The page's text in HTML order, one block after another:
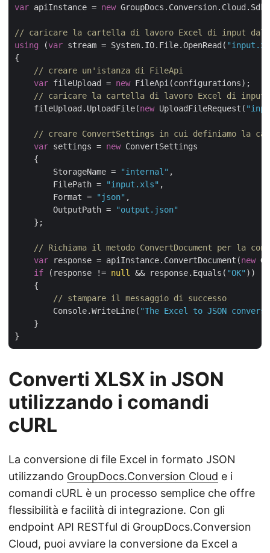
var apiInstance = new
// caricare la cartella di lavoro Excel di
using (var stream = System.IO.File.OpenRead(
{
// creare un'istanza di FileApi
var fileUpload = new FileApi(configurations);
// caricare la cartella di lavoro Excel di input
    fileUpload.UploadFile(
new UploadFileRequest(
// creare ConvertSettings in cui definiamo la
var settings = new ConvertSettings
    {
        StorageName =
"internal" ,
        FilePath =
"input.xls" ,
        Format =
"json" ,
        OutputPath =
"output.json"
    };
// Richiama il metodo ConvertDocument per la
var response = apiInstance.ConvertDocument(new
if (response != null && response.Equals( "OK" ))
    {
// stampare il messaggio di successo
        Console.WriteLine(
"The Excel to JSON
    }
Converti XLSX in JSON
utilizzando i comandi
cURL
La conversione di file Excel in formato JSON
utilizzando GroupDocs.Conversion Cloud e i
comandi cURL è un processo semplice che offre
flessibilità e facilità di integrazione. Con gli
endpoint API RESTful di GroupDocs.Conversion
Cloud, puoi avviare la conversione da Excel a